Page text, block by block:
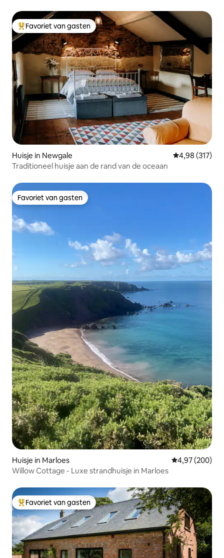
Topfavoriet van gasten
Favoriet van gasten
Huisje in Newgale Gemiddelde
4,98 (317)
Traditioneel huisje aan de rand van de oceaan
Favoriet van gasten
Favoriet van gasten
Huisje in Marloes Gemiddelde
4,97 (200)
Willow Cottage - Luxe strandhuisje in Marloes
Topfavoriet van gasten
Favoriet van gasten